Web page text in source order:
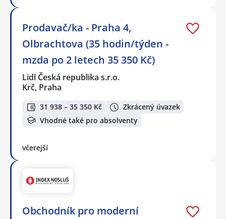
Prodavač/ka - Praha 4,
Olbrachtova (35 hodin/týden -
mzda po 2 letech 35 350 Kč)
Lidl Česká republika s.r.o.
Krč, Praha
31 938 – 35 350 Kč
Zkrácený úvazek
Vhodné také pro absolventy
včerejší
Obchodník pro moderní